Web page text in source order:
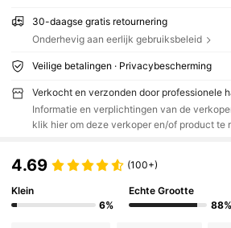
30-daagse gratis retournering
Onderhevig aan eerlijk gebruiksbeleid
Veilige betalingen · Privacybescherming
Verkocht en verzonden door professionele
Informatie en verplichtingen van de
klik hier om deze verkoper en/of product te
4.69 (100+)
Klein
6%
Echte Grootte
88%